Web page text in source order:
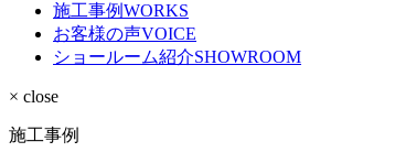
施工事例WORKS
お客様の声VOICE
ショールーム紹介SHOWROOM
× close
施工事例